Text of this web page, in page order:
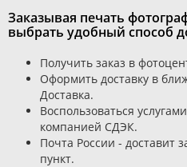
Заказывая печать
выбрать удобный способ
Получить заказ в
Оформить доставку в
Доставка.
Воспользоваться
компанией СДЭК.
Почта России - доставит
пункт.